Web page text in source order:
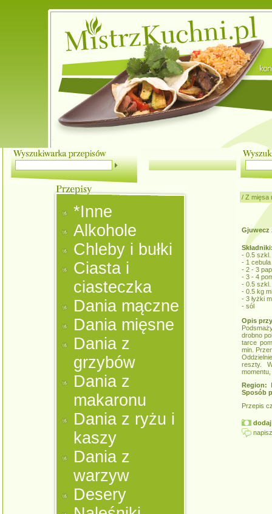
*Inne
Alkohole
Chleby i bułki
Ciasta i
ciasteczka
Dania mączne
Dania mięsne
Dania z
grzybów
Dania z
makaronu
Dania z ryżu i
kaszy
Dania z
warzyw
Desery
/ Z mięsa
Gjuwecz
- 0.5 szkl.
- 1 cebula
- 2 - 3
- 3 - 4
- 0.5
- 0.5 kg
- 3 łyżki
- sól
Opis
drobno
tarce
min.
reszty.
Region:
Sposób
Przepis